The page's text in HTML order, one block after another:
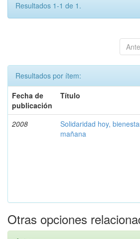
Resultados 1-1 de 1.
Resultados por ítem:
Fecha de
publicación
Título
2008
Solidaridad hoy,
mañana
Otras opciones